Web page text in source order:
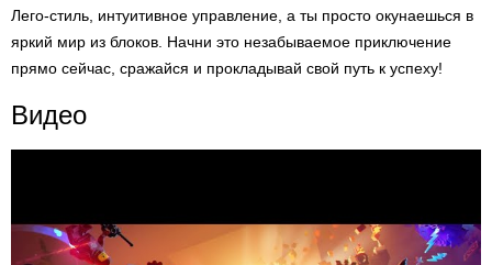
Лего-стиль, интуитивное управление, а ты просто окунаешься в
яркий мир из блоков. Начни это незабываемое приключение
прямо сейчас, сражайся и прокладывай свой путь к успеху!
Видео